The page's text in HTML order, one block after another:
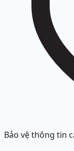
Bảo vệ thông tin